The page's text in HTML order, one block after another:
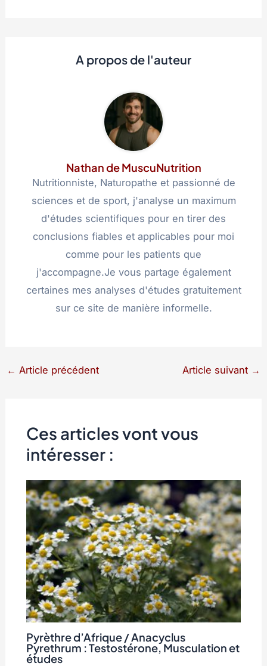
A propos de l'auteur
Nathan de MuscuNutrition
Nutritionniste, Naturopathe et passionné de
sciences et de sport, j'analyse un maximum
d'études scientifiques pour en tirer des
conclusions fiables et applicables pour moi
comme pour les patients que
j'accompagne.Je vous partage également
certaines mes analyses d'études gratuitement
sur ce site de manière informelle.
← Article précédent Article suivant →
Ces articles vont vous
intéresser :
Pyrèthre d’Afrique / Anacyclus
Pyrethrum : Testostérone, Musculation et
études